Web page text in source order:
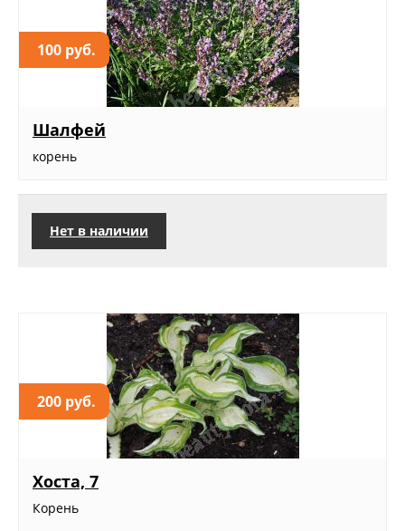
100 руб.
Шалфей
корень
Нет в наличии
200 руб.
Хоста, 7
Корень